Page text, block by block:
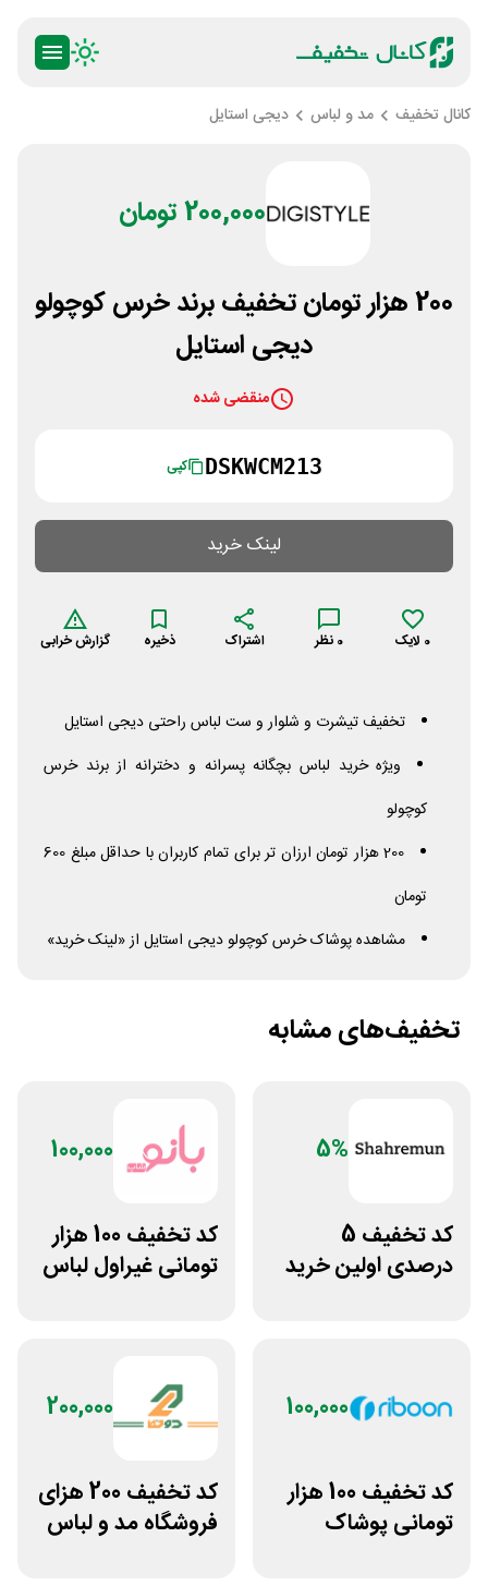
کانال تخفیف مد و لباس دیجی استایل
200,000 تومان
200 هزار تومان تخفیف برند خرس کوچولو
دیجی استایل
منقضی شده
DSKWCM213 کپی
لینک خرید
0 لایک 0 نظر اشتراک ذخیره گزارش خرابی
تخفیف تیشرت و شلوار و ست لباس راحتی دیجی استایل
ویژه خرید لباس بچگانه پسرانه و دخترانه از برند خرس
کوچولو
200 هزار تومان ارزان تر برای تمام کاربران با حداقل مبلغ 600
تومان
مشاهده پوشاک خرس کوچولو دیجی استایل از «لینک خرید»
تخفیف‌های مشابه
5%
کد تخفیف 5
درصدی اولین خرید
100,000
کد تخفیف 100 هزار
تومانی غیراول لباس
100,000
کد تخفیف 100 هزار
تومانی پوشاک
200,000
کد تخفیف 200 هزای
فروشگاه مد و لباس